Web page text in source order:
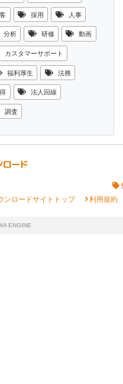
採用 人事
分析 研修 動画
カスタマーサポート
福利厚生 法務
法人回線
調査
ンロードサイトトップ chevron_right利用規約
ENGINE